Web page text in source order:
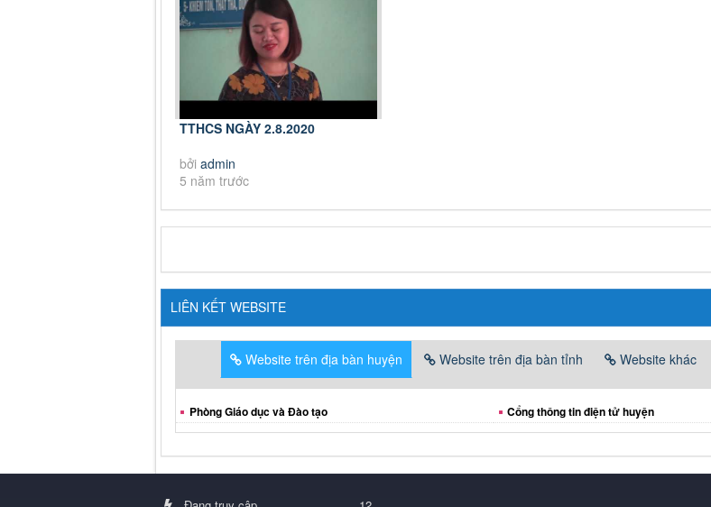
TTHCS NGÀY 2.8.2020
bởi admin
5 năm trước
LIÊN KẾT WEBSITE
Website trên địa bàn huyện Website trên địa bàn tỉnh Website khác
Phòng Giáo dục và Đào tạo Cổng thông tin điện tử huyện